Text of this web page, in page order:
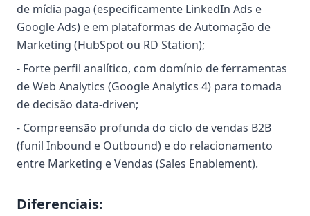
de mídia paga (especificamente LinkedIn Ads e
Google Ads) e em plataformas de Automação de
Marketing (HubSpot ou RD Station);
- Forte perfil analítico, com domínio de ferramentas
de Web Analytics (Google Analytics 4) para tomada
de decisão data-driven;
- Compreensão profunda do ciclo de vendas B2B
(funil Inbound e Outbound) e do relacionamento
entre Marketing e Vendas (Sales Enablement).
Diferenciais: